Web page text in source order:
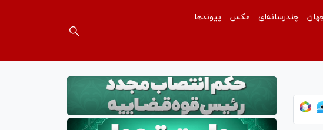
چندرسانه‌ای عکس پیوندها